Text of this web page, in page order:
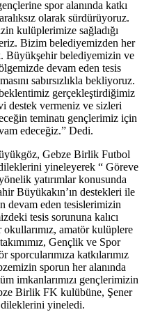
spor alanında katkı
olarak sürdürüyoruz.
kulüplerimize sağladığı
Bizim belediyemizden her
Büyükşehir belediyemizin ve
devam eden tesis
sabırsızlıkla bekliyoruz.
gerçekleştirdiğimiz
destek vermeniz ve sizleri
teminatı gençlerimiz için
edeceğiz.” Dedi.
Gebze Birlik Futbol
yineleyerek “ Göreve
yatırımlar konusunda
Büyükakın’ın destekleri ile
devam eden tesislerimizin
tesis sorununa kalıcı
amatör kulüplere
Gençlik ve Spor
katkılarımız
sporun her alanında
imkanlarımızı gençlerimizin
Birlik FK kulübüne, Şener
dileklerini yineledi.